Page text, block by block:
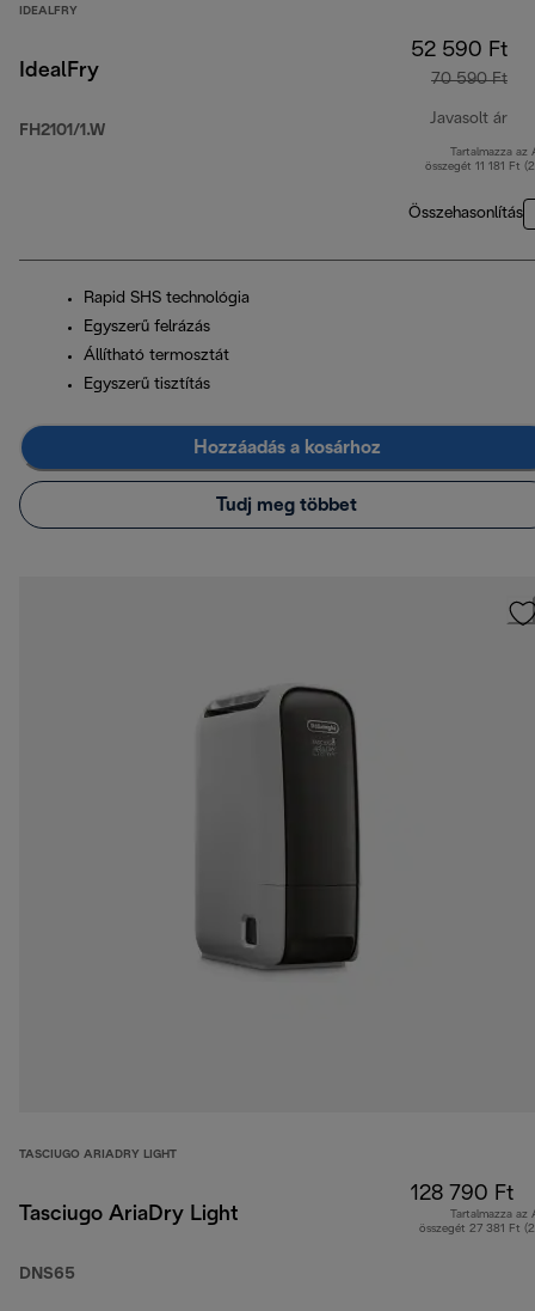
IDEALFRY
IdealFry
FH2101/1.W
52 590 Ft
70 590 Ft
Javasolt ár
Tartalmazza az
összegét 11 181 Ft
Összehasonlítás
Rapid SHS technológia
Egyszerű felrázás
Állítható termosztát
Egyszerű tisztítás
Hozzáadás a kosárhoz
Tudj meg többet
TASCIUGO ARIADRY LIGHT
Tasciugo AriaDry Light
DNS65
128 790 Ft
Tartalmazza az
összegét 27 381 Ft